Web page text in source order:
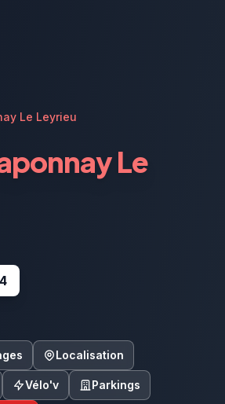
Le Leyrieu
Le
Localisation
Vélo'v Parkings